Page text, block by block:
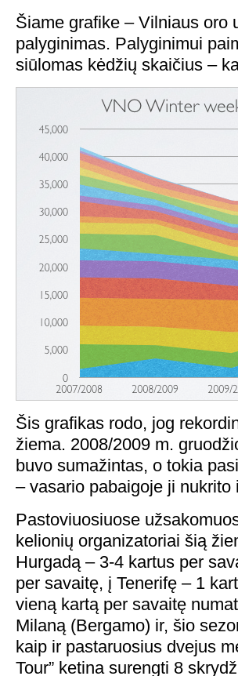
Šiame grafike – Vilniaus oro
palyginimas. Palyginimui
siūlomas kėdžių skaičius –
Šis grafikas rodo, jog
žiema. 2008/2009 m.
buvo sumažintas, o tokia
– vasario pabaigoje ji
Pastoviuosiuose
kelionių organizatoriai šią
Hurgadą – 3-4 kartus per
per savaitę, į Tenerifę – 1
vieną kartą per savaitę
Milaną (Bergamo) ir, šio
kaip ir pastaruosius dvejus
Tour” ketina surengti 8